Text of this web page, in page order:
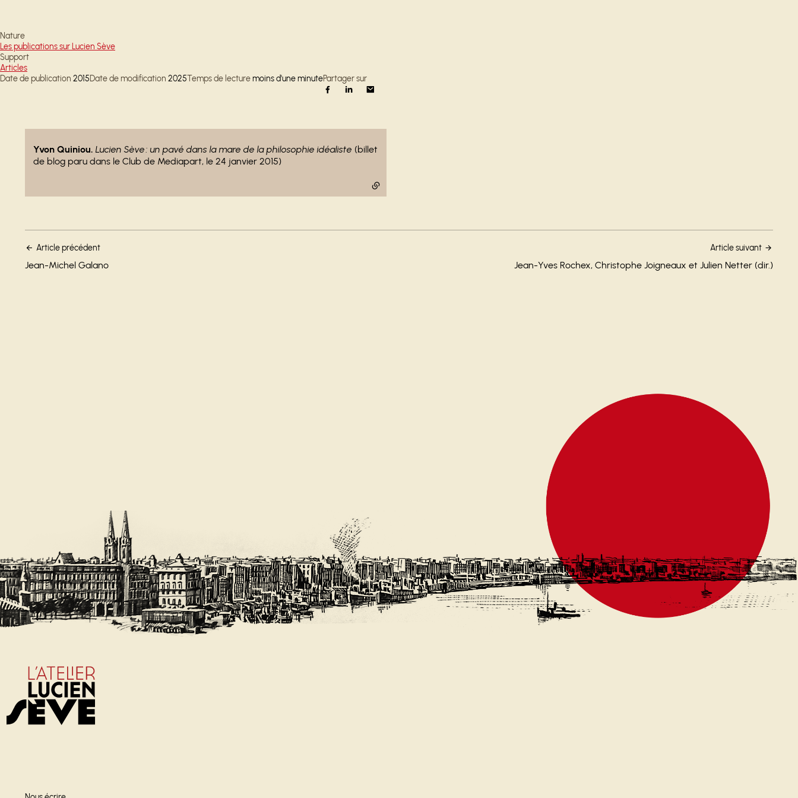
Nature
Les publications sur Lucien Sève
Support
Articles
Date de publication 2015Date de modification 2025Temps de lecturemoins d'une minutePartager sur
- lien externe
Yvon Quiniou. Lucien Sève : un pavé dans la mare de la philosophie idéaliste (billet
de blog paru dans le Club de Mediapart, le 24 janvier 2015)
Article précédent
Jean-Michel Galano
Article suivant
Jean-Yves Rochex, Christophe Joigneaux et Julien Netter (dir.)